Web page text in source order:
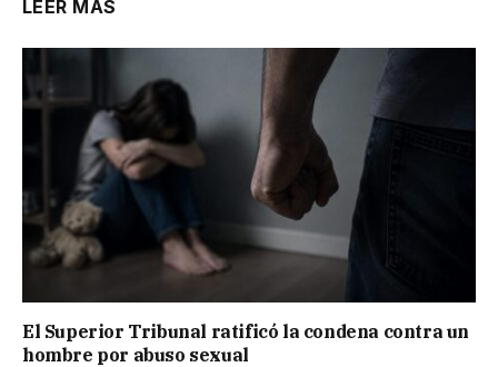
LEER MÁS
El Superior Tribunal ratificó la condena contra un
hombre por abuso sexual